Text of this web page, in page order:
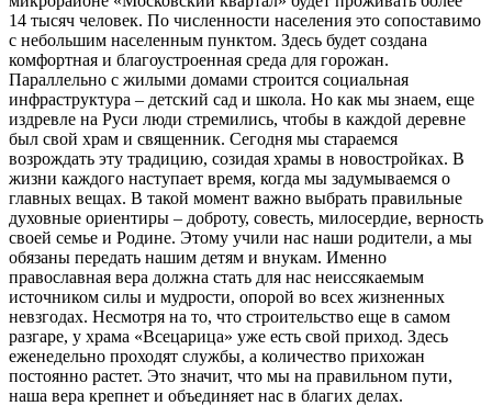
14 тысяч человек. По численности населения это сопоставимо
с небольшим населенным пунктом. Здесь будет создана
комфортная и благоустроенная среда для горожан.
Параллельно с жилыми домами строится социальная
инфраструктура – детский сад и школа. Но как мы знаем, еще
издревле на Руси люди стремились, чтобы в каждой деревне
был свой храм и священник. Сегодня мы стараемся
возрождать эту традицию, созидая храмы в новостройках. В
жизни каждого наступает время, когда мы задумываемся о
главных вещах. В такой момент важно выбрать правильные
духовные ориентиры – доброту, совесть, милосердие, верность
своей семье и Родине. Этому учили нас наши родители, а мы
обязаны передать нашим детям и внукам. Именно
православная вера должна стать для нас неиссякаемым
источником силы и мудрости, опорой во всех жизненных
невзгодах. Несмотря на то, что строительство еще в самом
разгаре, у храма «Всецарица» уже есть свой приход. Здесь
еженедельно проходят службы, а количество прихожан
постоянно растет. Это значит, что мы на правильном пути,
наша вера крепнет и объединяет нас в благих делах.